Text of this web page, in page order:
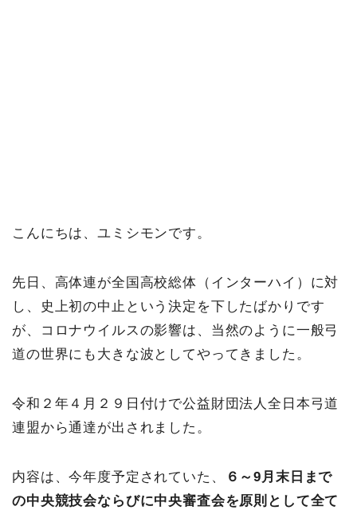
こんにちは、ユミシモンです。
先日、高体連が全国高校総体（インターハイ）に対
し、史上初の中止という決定を下したばかりです
が、コロナウイルスの影響は、当然のように一般弓
道の世界にも大きな波としてやってきました。
令和２年４月２９日付けで公益財団法人全日本弓道
連盟から通達が出されました。
内容は、今年度予定されていた、
６～9月末日まで
の中央競技会ならびに中央審査会を原則として全て